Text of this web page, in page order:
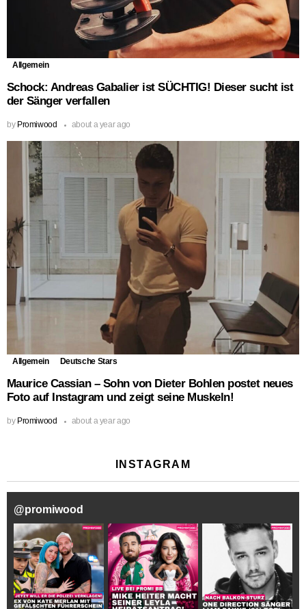
Allgemein
Schock: Andreas Gabalier ist SÜCHTIG! Dieser sucht ist
der Sänger verfallen
by Promiwood about a year ago
Allgemein Deutsche Stars
Maurice Cassian – Sohn von Dieter Bohlen postet neues
Foto auf Instagram und zeigt seine Muskeln!
by Promiwood about a year ago
INSTAGRAM
@promiwood